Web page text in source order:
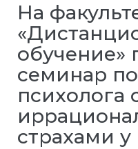
На
обучение»
семинар
психолога
страхами